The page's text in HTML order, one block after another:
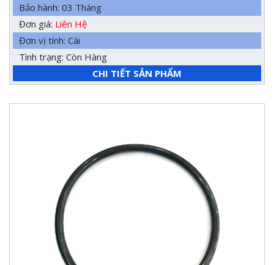
Bảo hành: 03 Tháng
Đơn giá: Liên Hệ
Đơn vị tính: Cái
Tình trạng: Còn Hàng
CHI TIẾT SẢN PHẨM